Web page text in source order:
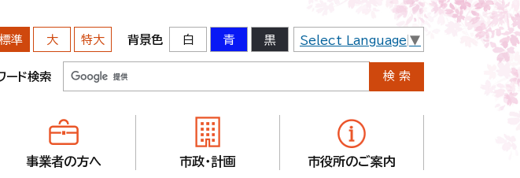
標準 大 特大 背景色 白 青 黒 Select Language ▼
ード検索
事業者の方へ 市政・計画 市役所のご案内